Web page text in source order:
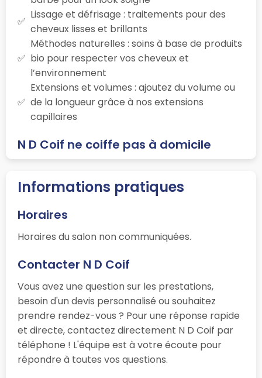
Lissage et défrisage : traitements pour des
cheveux lisses et brillants
Méthodes naturelles : soins à base de produits
bio pour respecter vos cheveux et
l’environnement
Extensions et volumes : ajoutez du volume ou
de la longueur grâce à nos extensions
capillaires
N D Coif ne coiffe pas à domicile
Informations pratiques
Horaires
Horaires du salon non communiquées.
Contacter N D Coif
Vous avez une question sur les prestations,
besoin d'un devis personnalisé ou souhaitez
prendre rendez-vous ? Pour une réponse rapide
et directe, contactez directement N D Coif par
téléphone ! L'équipe est à votre écoute pour
répondre à toutes vos questions.